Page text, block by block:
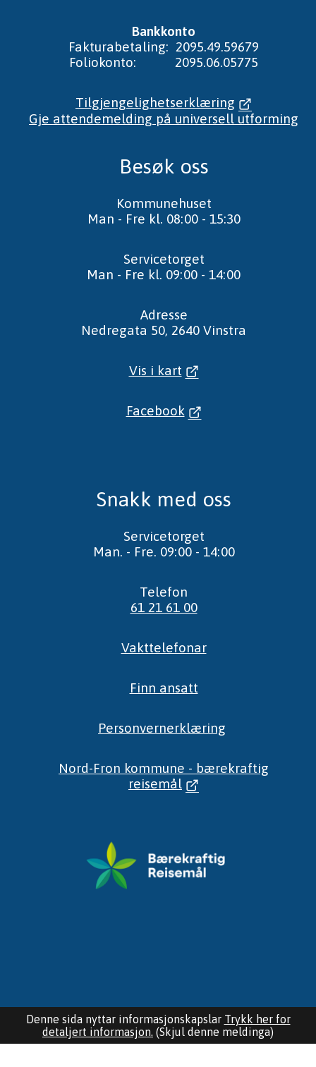
Bankkonto
Fakturabetaling: 2095.49.59679
Foliokonto: 2095.06.05775
Tilgjengelighetserklæring
Gje attendemelding på universell utforming
Besøk oss
Kommunehuset
Man - Fre kl. 08:00 - 15:30
Servicetorget
Man - Fre kl. 09:00 - 14:00
Adresse
Nedregata 50, 2640 Vinstra
Vis i kart
Facebook
Snakk med oss
Servicetorget
Man. - Fre. 09:00 - 14:00
Telefon
61 21 61 00
Vakttelefonar
Finn ansatt
Personvernerklæring
Nord-Fron kommune - bærekraftig
reisemål
Denne sida nyttar informasjonskapslar Trykk her for
detaljert informasjon. (Skjul denne meldinga)